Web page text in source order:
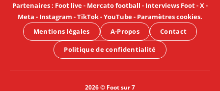
Partenaires: Foot live- Mercato football - Interviews Foot-X-
Meta - Instagram -TikTok-YouTube- Paramètres cookies.
Mentions légales
A-Propos Contact
Politique de confidentialité
2026 © Foot sur 7